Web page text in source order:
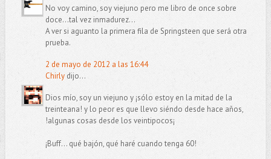
No voy camino, soy viejuno pero me libro de once sobre
doce...tal vez inmadurez...
A ver si aguanto la primera fila de Springsteen que será otra
prueba.
2 de mayo de 2012 a las 16:44
Chirlydijo...
Dios mío, soy un viejuno y ¡sólo estoy en la mitad de la
treinteana! y lo peor es que llevo siéndo desde hace años,
!algunas cosas desde los veintipocos¡
¡Buff... qué bajón, qué haré cuando tenga 60!